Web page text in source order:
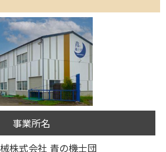
事業所名
株式会社 青の機士団